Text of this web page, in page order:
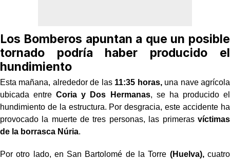
Los Bomberos apuntan a que un posible
tornado podría haber producido el
hundimiento
Esta mañana, alrededor de las 11:35 horas,una nave agrícola
ubicada entreCoria y Dos Hermanas, se ha producido el
hundimiento de la estructura. Por desgracia, este accidente ha
provocado la muerte de tres personas, las primeras víctimas
de la borrasca Núria.
Por otro lado, en San Bartolomé de la Torre (Huelva),cuatro